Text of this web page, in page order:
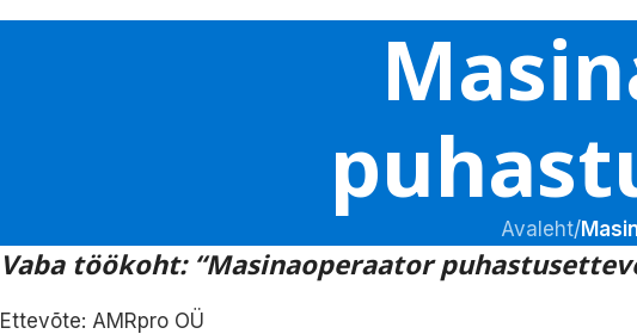
Avaleht/
Vaba töökoht: “Masinaoperaator
Ettevõte: AMRpro OÜ